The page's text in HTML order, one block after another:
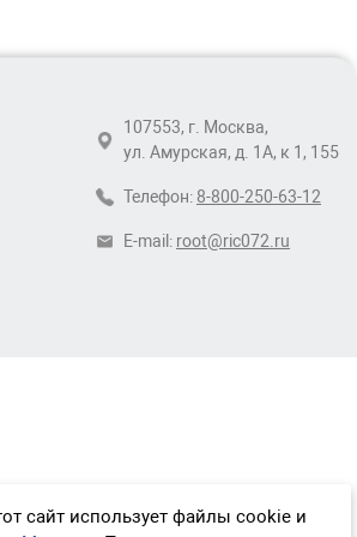
107553, г. Москва,
ул. Амурская, д. 1А, к 1, 155
Телефон: 8-800-250-63-12
E-mail: root@ric072.ru
сайт использует файлы cookie и